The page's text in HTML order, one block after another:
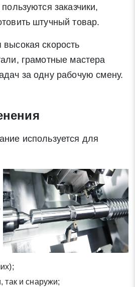
заказчики,
штучный товар.
скорость
грамотные мастера
за одну рабочую смену.
используется для
так и снаружи;
обратный звонок
заполнения
заявку
заявку» Вы даете согласие
данных в соответствии со
закона от 27 июля 2006 г. N 152-ФЗ
а также соглашаетесь на
по средством e-mail или СМС